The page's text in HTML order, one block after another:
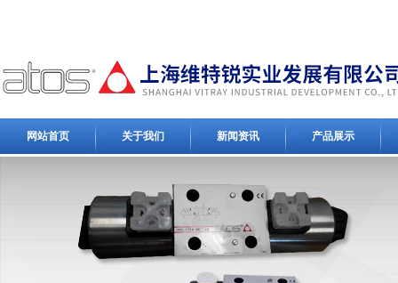
网站首页 关于我们 新闻资讯 产品展示